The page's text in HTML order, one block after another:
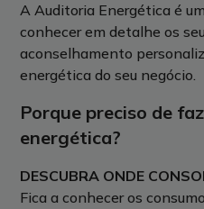
A Auditoria Energética é
conhecer em detalhe os
aconselhamento
energética do seu negócio.
Porque preciso de
energética?
DESCUBRA ONDE
Fica a conhecer os